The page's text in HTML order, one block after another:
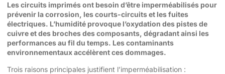
Les circuits imprimés ont besoin d’être imperméabilisés pour
prévenir la corrosion, les courts-circuits et les fuites
électriques. L’humidité provoque l’oxydation des pistes de
cuivre et des broches des composants, dégradant ainsi les
performances au fil du temps. Les contaminants
environnementaux accélèrent ces dommages.
Trois raisons principales justifient l’imperméabilisation :